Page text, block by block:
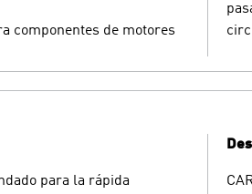
componentes de motores
para la rápida